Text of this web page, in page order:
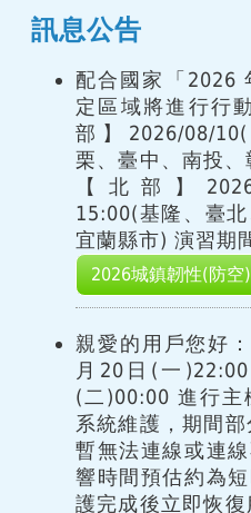
訊息公告
配合國家「2026
定區域將進行行
部】2026/08/
栗、臺中、南投
【北部】
15:00(基隆、臺北
宜蘭縣市) 演習期
2026城鎮韌性(防空
親愛的用戶您好
月20日(一
(二)00:00 進行主
系統維護，期間
暫無法連線或連
響時間預估約為
護完成後立即恢